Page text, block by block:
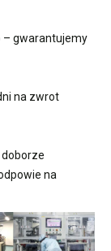
– gwarantujemy
na zwrot
doborze
na